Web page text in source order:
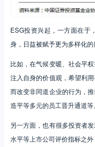
ESG投资兴起，一方面在于
身，日益被赋予更为多样化的
比如，在气候变暖、社会平
注入自身的价值观，希望利
而改变非同道企业的行为，
造平等多元的员工晋升通道等
另一方面，也有很多投资者
水平等上市公司评价指标之